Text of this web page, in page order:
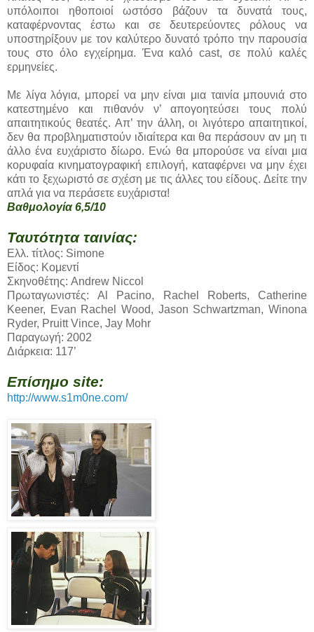
υπόλοιποι ηθοποιοί ωστόσο βάζουν τα δυνατά τους,
καταφέρνοντας έστω και σε δευτερεύοντες ρόλους να
υποστηρίξουν με τον καλύτερο δυνατό τρόπο την παρουσία
τους στο όλο εγχείρημα. Ένα καλό cast, σε πολύ καλές
ερμηνείες.
Με λίγα λόγια, μπορεί να μην είναι μια ταινία μπουνιά στο
κατεστημένο και πιθανόν ν’ απογοητεύσει τους πολύ
απαιτητικούς θεατές. Απ’ την άλλη, οι λιγότερο απαιτητικοί,
δεν θα προβληματιστούν ιδιαίτερα και θα περάσουν αν μη τι
άλλο ένα ευχάριστο δίωρο. Ενώ θα μπορούσε να είναι μια
κορυφαία κινηματογραφική επιλογή, καταφέρνει να μην έχει
κάτι το ξεχωριστό σε σχέση με τις άλλες του είδους. Δείτε την
απλά για να περάσετε ευχάριστα!
Βαθμολογία 6,5/10
Ταυτότητα ταινίας:
Ελλ. τίτλος: Simone
Είδος: Κομεντί
Σκηνοθέτης: Andrew Niccol
Πρωταγωνιστές: Al Pacino, Rachel Roberts, Catherine
Keener, Evan Rachel Wood, Jason Schwartzman, Winona
Ryder, Pruitt Vince, Jay Mohr
Παραγωγή: 2002
Διάρκεια: 117’
Επίσημο site:
http://www.s1m0ne.com/